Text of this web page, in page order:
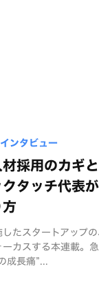
ンタビュー
材採用のカギ
タッチ代表
たスタートアップ
カスする本連載。
成長痛”...